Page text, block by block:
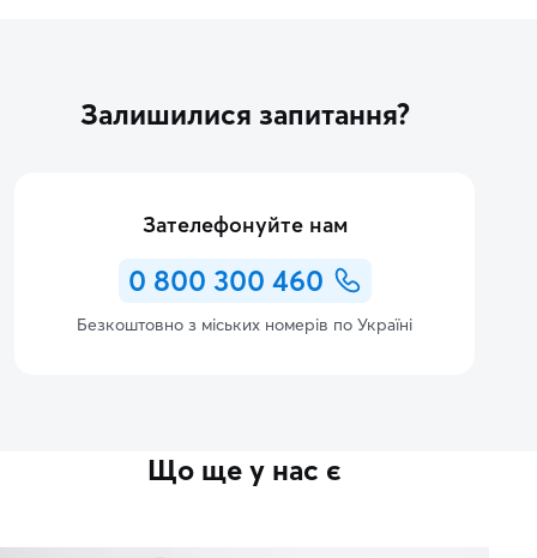
Залишилися запитання?
Зателефонуйте нам
0 800 300 460
Безкоштовно з міських номерів по Україні
Що ще у нас є